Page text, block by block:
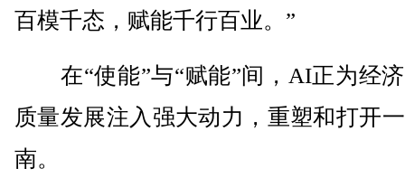
百模千态，赋能千行百业。”
在“使能”与“赋能”间，AI正为经
质量发展注入强大动力，重塑和打开
南。